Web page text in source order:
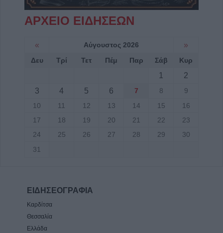
ΑΡΧΕΙΟ ΕΙΔΗΣΕΩΝ
« Αύγουστος 2026 »
Δευ Τρί Τετ Πέμ Παρ Σάβ Κυρ
1
2
3
4 5 6 7 8
9
10
11 12 13 14 15
16
17
18 19 20 21 22
23
24
25 26 27 28 29
30
31
ΕΙΔΗΣΕΟΓΡΑΦΙΑ
Καρδίτσα
Θεσσαλία
Ελλάδα